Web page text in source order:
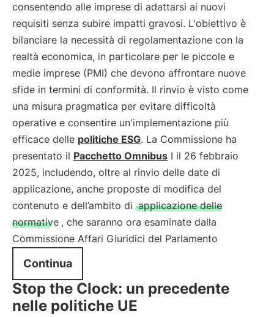
consentendo alle imprese di adattarsi ai nuovi
requisiti senza subire impatti gravosi. L'obiettivo è
bilanciare la necessità di regolamentazione con la
realtà economica, in particolare per le piccole e
medie imprese (PMI) che devono affrontare nuove
sfide in termini di conformità. Il rinvio è visto come
una misura pragmatica per evitare difficoltà
operative e consentire un'implementazione più
efficace delle politiche ESG. La Commissione ha
presentato il Pacchetto Omnibus I il 26 febbraio
2025, includendo, oltre al rinvio delle date di
applicazione, anche proposte di modifica del
contenuto e dell’ambito di applicazione delle
normative , che saranno ora esaminate dalla
Commissione Affari Giuridici del Parlamento
Continua
Stop the Clock: un precedente
nelle politiche UE